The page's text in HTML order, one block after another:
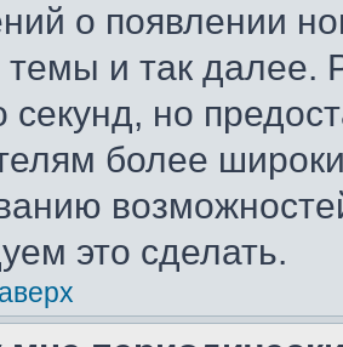
о появлении
и так далее.
секунд, но
более
это сделать.